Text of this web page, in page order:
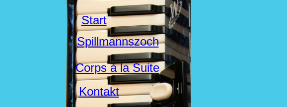
Start
Spillmannszoch
Kontakt
Corps à la Suite